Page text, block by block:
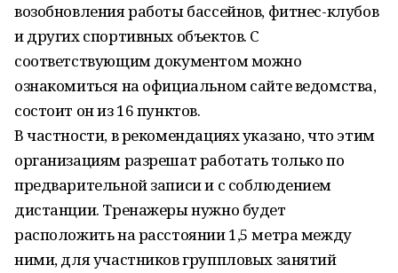
возобновления работы бассейнов, фитнес-клубов
и других спортивных объектов. С
соответствующим документом можно
ознакомиться на официальном сайте ведомства,
состоит он из 16 пунктов.
В частности, в рекомендациях указано, что этим
организациям разрешат работать только по
предварительной записи и с соблюдением
дистанции. Тренажеры нужно будет
расположить на расстоянии 1,5 метра между
ними, для участников группловых занятий